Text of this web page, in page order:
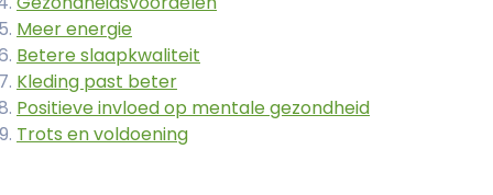
Meer energie
Betere slaapkwaliteit
Kleding past beter
Positieve invloed op mentale gezondheid
Trots en voldoening